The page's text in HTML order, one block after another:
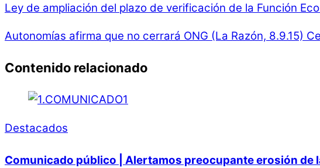
Ley de ampliación del plazo de verificación de la Función
Autonomías afirma que no cerrará ONG (La Razón, 8.9.15)
Contenido relacionado
Destacados
Comunicado público | Alertamos preocupante erosión